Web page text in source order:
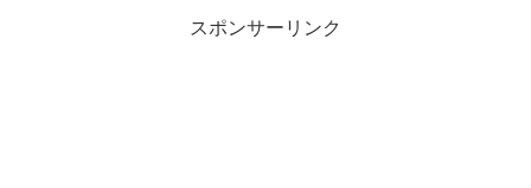
スポンサーリンク